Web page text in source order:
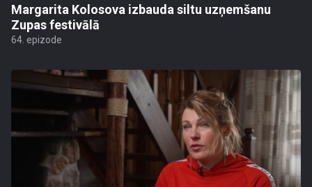
Margarita Kolosova izbauda siltu uzņemšanu
Zupas festivālā
64. epizode